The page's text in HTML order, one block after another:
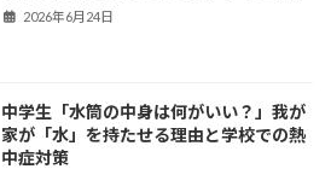
2026年6月24日
中学生「水筒の中身は何がいい？」我が
家が「水」を持たせる理由と学校での熱
中症対策